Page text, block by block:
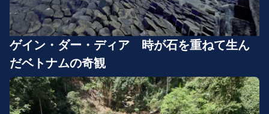
ゲイン・ダー・ディア 時が石を重ねて生ん
だベトナムの奇観